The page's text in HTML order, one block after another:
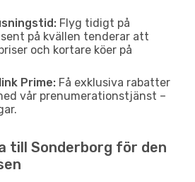
Flyg tidigt på
på kvällen tenderar att
och kortare köer på
Prime: Få exklusiva rabatter
vår prenumerationstjänst –
till Sonderborg för den